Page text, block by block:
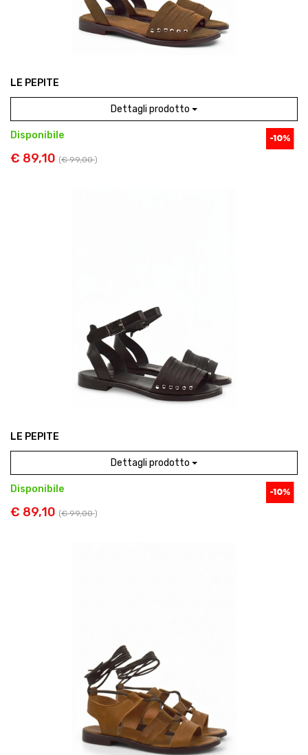
LE PEPITE
Dettagli prodotto
Disponibile
€ 89,10 (€ 99,00)
LE PEPITE
Dettagli prodotto
Disponibile
€ 89,10 (€ 99,00)